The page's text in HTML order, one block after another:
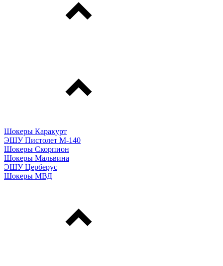
Шокеры Каракурт
ЭШУ Пистолет М-140
Шокеры Скорпион
Шокеры Мальвина
ЭШУ Церберус
Шокеры МВД